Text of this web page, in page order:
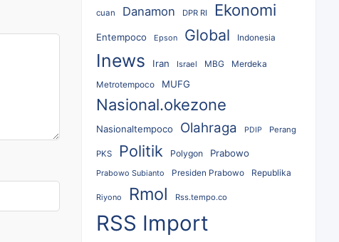
cuan Danamon DPR RI Ekonomi
Entempoco Epson Global Indonesia
Inews Iran Israel MBG Merdeka
Metrotempoco MUFG
Nasional.okezone
Nasionaltempoco Olahraga PDIP Perang
PKS Politik Polygon Prabowo
Prabowo Subianto Presiden Prabowo Republika
Riyono Rmol Rss.tempo.co
RSS Import